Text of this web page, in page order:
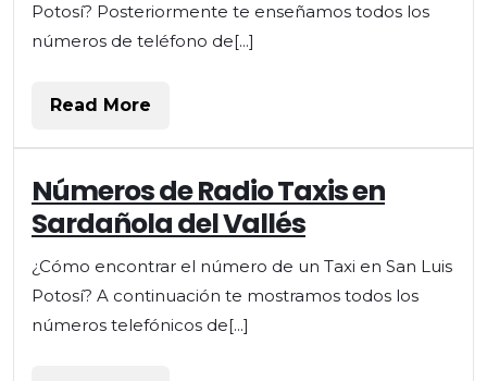
Potosí? Posteriormente te enseñamos todos los
números de teléfono de[...]
Read More
Números
de
Radio
en
Sardañola
del
Números de Radio Taxis en
Sardañola del Vallés
¿Cómo encontrar el número de un Taxi en San Luis
Potosí? A continuación te mostramos todos los
números telefónicos de[...]